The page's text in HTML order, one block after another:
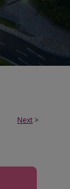
Next >